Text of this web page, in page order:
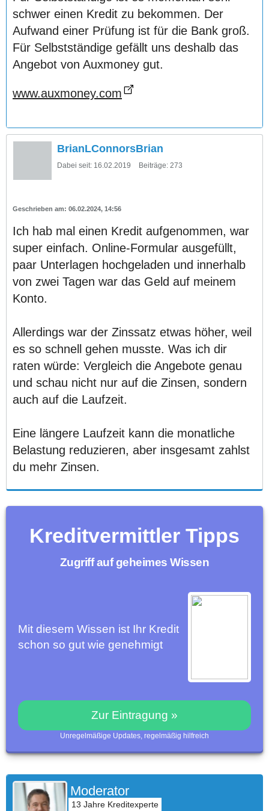
schwer einen Kredit zu bekommen. Der
Aufwand einer Prüfung ist für die Bank groß.
Für Selbstständige gefällt uns deshalb das
Angebot von Auxmoney gut.
www.auxmoney.com
BrianLConnorsBrian
Dabei seit: 16.02.2019 Beiträge: 273
06.02.2024, 14:56
Ich hab mal einen Kredit aufgenommen, war
super einfach. Online-Formular ausgefüllt,
paar Unterlagen hochgeladen und innerhalb
von zwei Tagen war das Geld auf meinem
Konto.
Allerdings war der Zinssatz etwas höher, weil
es so schnell gehen musste. Was ich dir
raten würde: Vergleich die Angebote genau
und schau nicht nur auf die Zinsen, sondern
auch auf die Laufzeit.
Eine längere Laufzeit kann die monatliche
Belastung reduzieren, aber insgesamt zahlst
du mehr Zinsen.
Kreditvermittler Tipps
Zugriff auf geheimes Wissen
Mit diesem Wissen ist Ihr Kredit
schon so gut wie genehmigt
Zur Eintragung »
Unregelmäßige Updates, regelmäßig hilfreich
Moderator